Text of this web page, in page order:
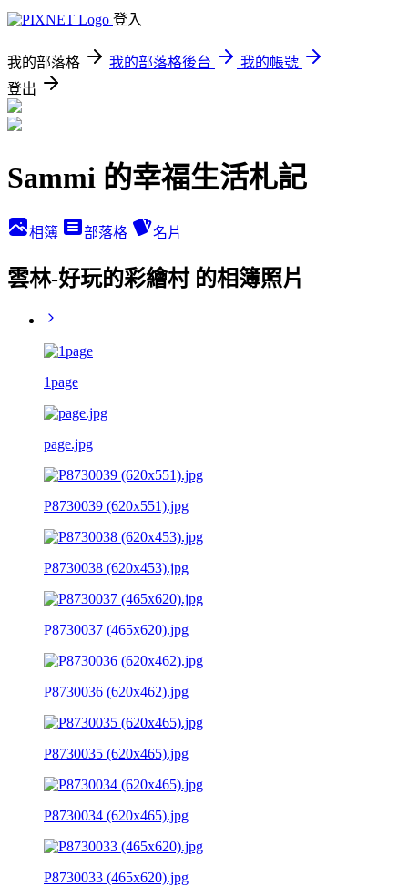
登入
我的部落格 我的部落格後台
我的帳號
登出
Sammi 的幸福生活札記
相簿 部落格 名片
雲林-好玩的彩繪村 的相簿照片
1page
page.jpg
P8730039 (620x551).jpg
P8730038 (620x453).jpg
P8730037 (465x620).jpg
P8730036 (620x462).jpg
P8730035 (620x465).jpg
P8730034 (620x465).jpg
P8730033 (465x620).jpg